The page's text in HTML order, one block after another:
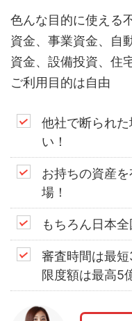
色んな目的に使える
資金、事業資金、自
資金、設備投資、住
ご利用目的は自由
他社で断られ
い！
お持ちの資産
場！
もちろん日本全
審査時間は最
限度額は最高5